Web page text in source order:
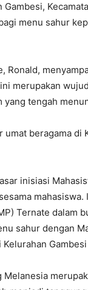
menu sahur
Ronald,
merupakan
tengah
beragama di
inisiasi
Ternate dalam
sahur dengan